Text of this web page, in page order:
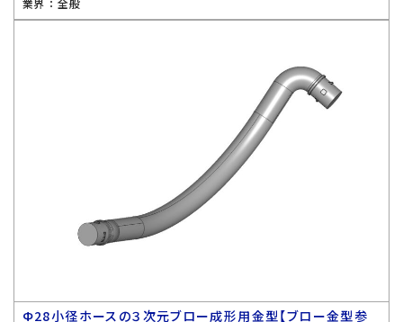
Ф28小径ホースの３次元ブロー成形用金型【ブロー金型参